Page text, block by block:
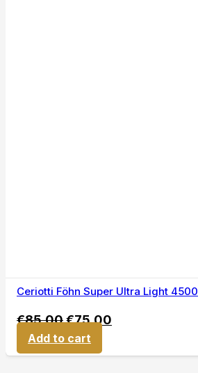
Ceriotti Föhn Super Ultra Light 4500
€85,00€75,00
Add to cart